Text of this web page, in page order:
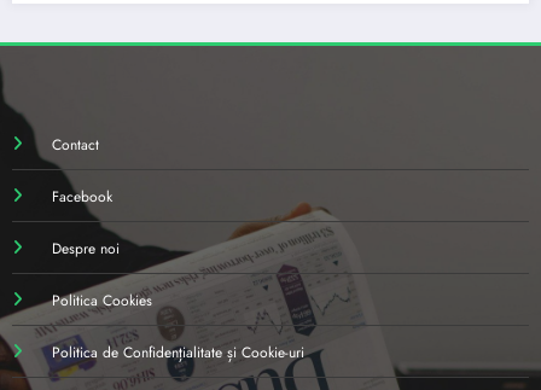
Contact
Facebook
Despre noi
Politica Cookies
Politica de Confidențialitate și Cookie-uri